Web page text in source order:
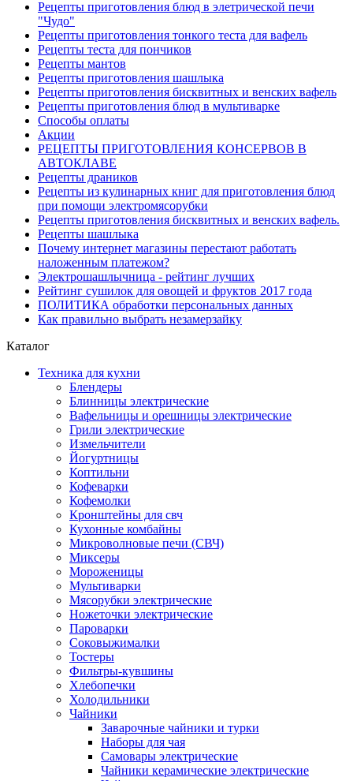
Рецепты приготовления блюд в элетрической печи
"Чудо"
Рецепты приготовления тонкого теста для вафель
Рецепты теста для пончиков
Рецепты мантов
Рецепты приготовления шашлыка
Рецепты приготовления бисквитных и венских вафель
Рецепты приготовления блюд в мультиварке
Способы оплаты
Акции
РЕЦЕПТЫ ПРИГОТОВЛЕНИЯ КОНСЕРВОВ В
АВТОКЛАВЕ
Рецепты драников
Рецепты из кулинарных книг для приготовления блюд
при помощи электромясорубки
Рецепты приготовления бисквитных и венских вафель.
Рецепты шашлыка
Почему интернет магазины перестают работать
наложенным платежом?
Электрошашлычница - рейтинг лучших
Рейтинг сушилок для овощей и фруктов 2017 года
ПОЛИТИКА обработки персональных данных
Как правильно выбрать незамерзайку
Каталог
Техника для кухни
Блендеры
Блинницы электрические
Вафельницы и орешницы электрические
Грили электрические
Измельчители
Йогуртницы
Коптильни
Кофеварки
Кофемолки
Кронштейны для свч
Кухонные комбайны
Микроволновые печи (СВЧ)
Миксеры
Мороженицы
Мультиварки
Мясорубки электрические
Ножеточки электрические
Пароварки
Соковыжималки
Тостеры
Фильтры-кувшины
Хлебопечки
Холодильники
Чайники
Заварочные чайники и турки
Наборы для чая
Самовары электрические
Чайники керамические электрические